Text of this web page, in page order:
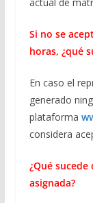
actual de
Si no se
horas, ¿qué
En caso el
generado
plataforma
considera
¿Qué
asignada?